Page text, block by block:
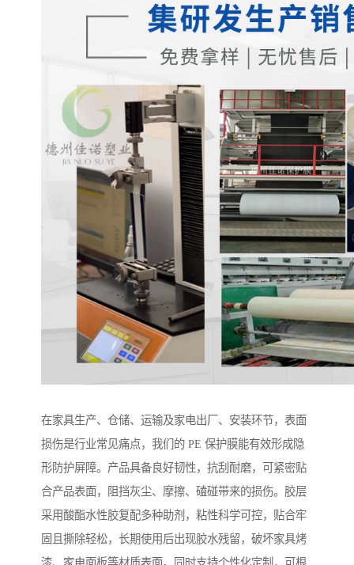
在家具生产、仓储、运输及家电出厂、安装环节，表面
损伤是行业常见痛点，我们的 PE 保护膜能有效形成隐
形防护屏障。产品具备良好韧性，抗刮耐磨，可紧密贴
合产品表面，阻挡灰尘、摩擦、磕碰带来的损伤。胶层
采用酸酯水性胶复配多种助剂，粘性科学可控，贴合牢
固且撕除轻松，长期使用后出现胶水残留，破坏家具烤